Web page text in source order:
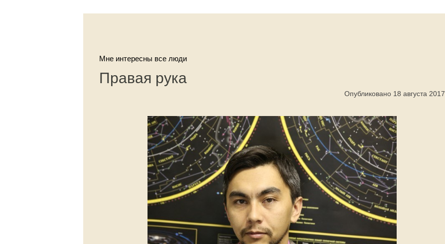
Мне интересны все люди
Правая рука
Опубликовано 18 августа 2017